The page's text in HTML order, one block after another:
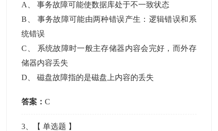
A
、事务故障可能使数据库处于不一致状态
B
事务故障可能由两种错误产生：逻辑错误和系
统错误
C
系统故障时一般主存储器内容会完好，而外存
储器内容丢失
D 、磁盘故障指的是磁盘上内容的丢失
答案：C
3 、【单选题 】